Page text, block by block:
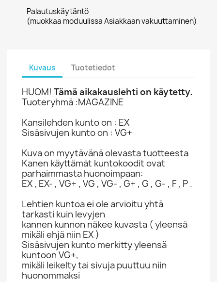
Palautuskäytäntö
(muokkaa moduulissa Asiakkaan vakuuttaminen)
Kuvaus Tuotetiedot
HUOM! Tämä aikakauslehti on käytetty.
Tuoteryhmä :MAGAZINE
Kansilehden kunto on : EX
Sisäsivujen kunto on : VG+
Kuva on myytävänä olevasta tuotteesta
Kanen käyttämät kuntokoodit ovat
parhaimmasta huonoimpaan:
EX , EX- , VG+ , VG , VG- , G+ , G , G- , F , P .
Lehtien kuntoa ei ole arvioitu yhtä
tarkasti kuin levyjen
kannen kunnon näkee kuvasta ( yleensä
mikäli ehjä niin EX )
Sisäsivujen kunto merkitty yleensä
kuntoon VG+,
mikäli leikelty tai sivuja puuttuu niin
huonommaksi